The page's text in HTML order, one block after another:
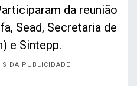
da reunião
Sead, Secretaria de
e Sintepp.